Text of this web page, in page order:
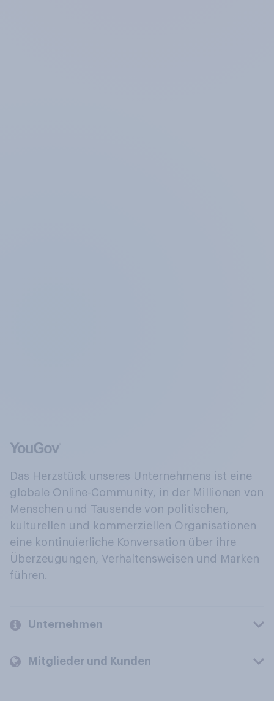
Das Herzstück unseres Unternehmens ist eine
globale Online-Community, in der Millionen von
Menschen und Tausende von politischen,
kulturellen und kommerziellen Organisationen
eine kontinuierliche Konversation über ihre
Überzeugungen, Verhaltensweisen und Marken
führen.
Unternehmen
Mitglieder und Kunden